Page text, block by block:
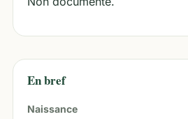
En bref
Naissance